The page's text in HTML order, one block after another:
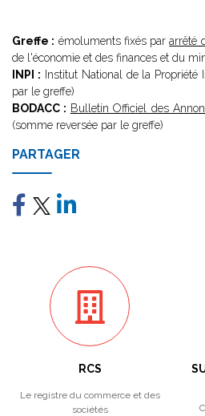
Greffe : émoluments fixés pararrêté
de l'économie et des finances et du
INPI : Institut National de la
par le greffe)
BODACC : Bulletin Officiel des
(somme reversée par le greffe)
PARTAGER
RCS
Le registre du commerce et des
sociétés